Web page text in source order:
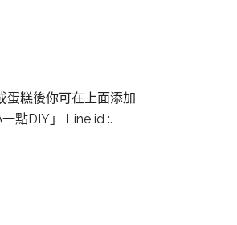
蛋糕後你可在上面添加
點DIY」 Line id :.